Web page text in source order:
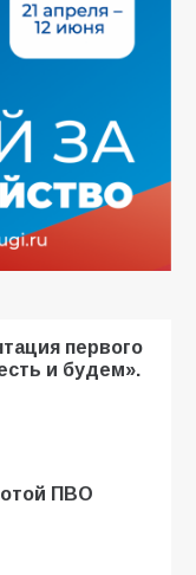
первого
и будем».
ПВО